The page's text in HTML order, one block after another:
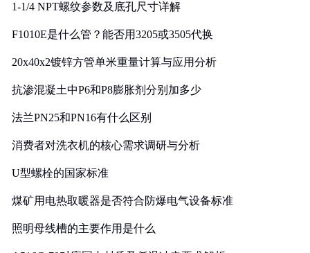
1-1/4 NPT螺纹参数及底孔尺寸详解
F1010E是什么管？能否用3205或3505代换
20x40x2镀锌方管单米重量计算与应用分析
抗渗混凝土中P6和P8膨胀剂分别加多少
法兰PN25和PN16有什么区别
消费者对洗衣机的核心需求调研与分析
U型螺栓的国家标准
煤矿用电热取暖器是否符合防爆电气设备标准
照明母线槽的主要作用是什么